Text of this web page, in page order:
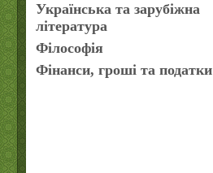
Українська та зарубіжна
література
Філософія
Фінанси, гроші та податки